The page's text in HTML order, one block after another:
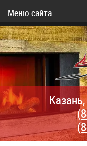
Меню сайта